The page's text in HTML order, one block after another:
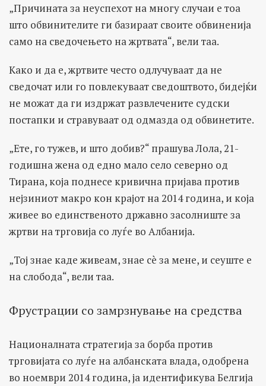
„Причината за неуспехот на многу случаи е тоа
што обвинителите ги базираат своите обвиненија
само на сведочењето на жртвата“, вели таа.
Како и да е, жртвите често одлучуваат да не
сведочат или го повлекуваат сведоштвото, бидејќи
не можат да ги издржат развлечените судски
постапки и стравуваат од одмазда од обвинетите.
„Ете, го тужев, и што добив?“ прашува Лола, 21-
годишна жена од едно мало село северно од
Тирана, која поднесе кривична пријава против
нејзиниот макро кон крајот на 2014 година, и која
живее во единственото државно засолниште за
жртви на трговија со луѓе во Албанија.
„Тој знае каде живеам, знае сè за мене, и сеуште е
на слобода“, вели таа.
Фрустрации со замрзнување на средства
Националната стратегија за борба против
трговијата со луѓе на албанската влада, одобрена
во ноември 2014 година, ја идентификува Белгија